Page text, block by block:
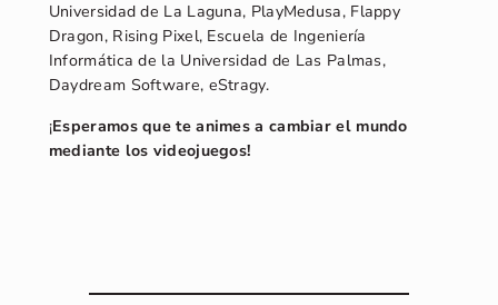
Universidad de La Laguna, PlayMedusa, Flappy
Dragon, Rising Pixel, Escuela de Ingeniería
Informática de la Universidad de Las Palmas,
Daydream Software, eStragy.
¡Esperamos que te animes a cambiar el mundo
mediante los videojuegos!